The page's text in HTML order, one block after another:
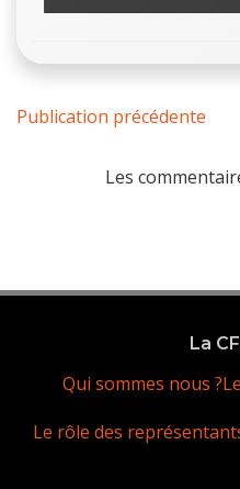
Publication précédente
Les
La
Qui sommes nous ?
Le rôle des